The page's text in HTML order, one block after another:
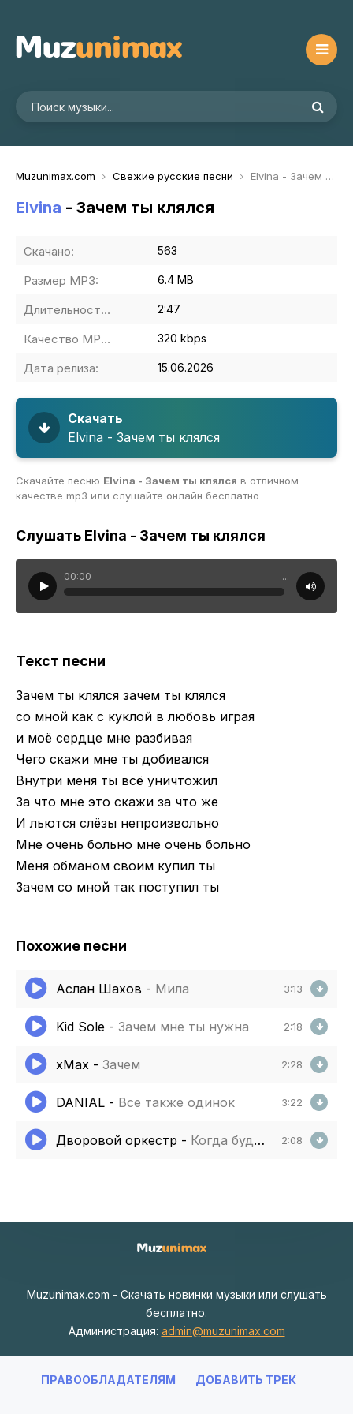
Muzunimax.com Свежие русские песни Elvina - Зачем ты клялся
Elvina - Зачем ты клялся
Скачано: 563
Размер MP3: 6.4 MB
Длительность MP3: 2:47
Качество MP3: 320 kbps
Дата релиза: 15.06.2026
Скачать
Elvina - Зачем ты клялся
Скачайте песню Elvina - Зачем ты клялся в отличном
качестве mp3 или слушайте онлайн бесплатно
Слушать Elvina - Зачем ты клялся
00:00 ...
Текст песни
Зачем ты клялся зачем ты клялся
со мной как с куклой в любовь играя
и моё сердце мне разбивая
Чего скажи мне ты добивался
Внутри меня ты всё уничтожил
За что мне это скажи за что же
И льются слёзы непроизвольно
Мне очень больно мне очень больно
Меня обманом своим купил ты
Зачем со мной так поступил ты
Похожие песни
Аслан Шахов - Мила 3:13
Kid Sole - Зачем мне ты нужна 2:18
xMax - Зачем 2:28
DANIAL - Все также одинок 3:22
Дворовой оркестр - Когда будем вдвоем 2:08
Muzunimax.com - Скачать новинки музыки или слушать
бесплатно.
Администрация: admin@muzunimax.com
ПРАВООБЛАДАТЕЛЯМ ДОБАВИТЬ ТРЕК